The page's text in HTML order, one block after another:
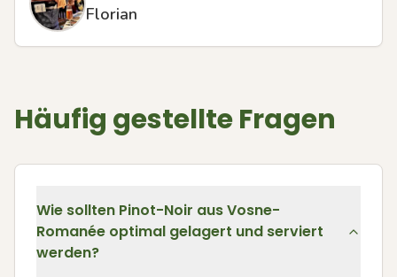
Florian
Häufig gestellte Fragen
Wie sollten Pinot-Noir aus Vosne-
Romanée optimal gelagert und serviert
werden?